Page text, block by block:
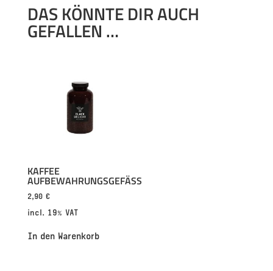
DAS KÖNNTE DIR AUCH
GEFALLEN …
KAFFEE
AUFBEWAHRUNGSGEFÄSS
2,90 €
incl. 19% VAT
In den Warenkorb